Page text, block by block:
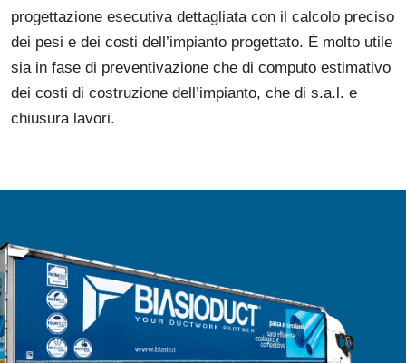
progettazione esecutiva dettagliata con il calcolo preciso
dei pesi e dei costi dell’impianto progettato. È molto utile
sia in fase di preventivazione che di computo estimativo
dei costi di costruzione dell’impianto, che di s.a.l. e
chiusura lavori.